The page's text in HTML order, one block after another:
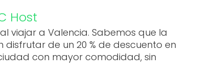
Host
viajar a Valencia. Sabemos que la
de un 20 % de descuento en
con mayor comodidad, sin